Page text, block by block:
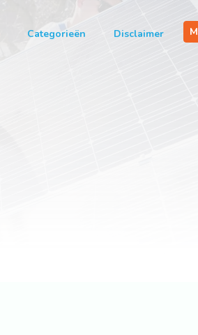
Categorieën Disclaimer